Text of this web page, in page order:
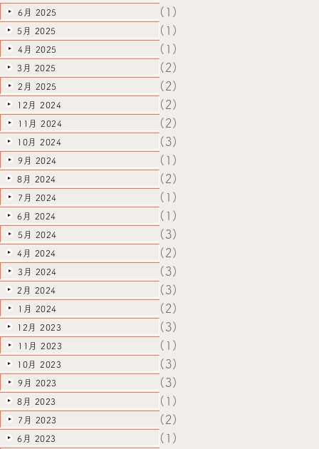
6月 2025 (1)
5月 2025 (1)
4月 2025 (1)
3月 2025 (2)
2月 2025 (2)
12月 2024 (2)
11月 2024 (2)
10月 2024 (3)
9月 2024 (1)
8月 2024 (2)
7月 2024 (1)
6月 2024 (1)
5月 2024 (3)
4月 2024 (2)
3月 2024 (3)
2月 2024 (3)
1月 2024 (2)
12月 2023 (3)
11月 2023 (1)
10月 2023 (3)
9月 2023 (3)
8月 2023 (1)
7月 2023 (2)
6月 2023 (1)